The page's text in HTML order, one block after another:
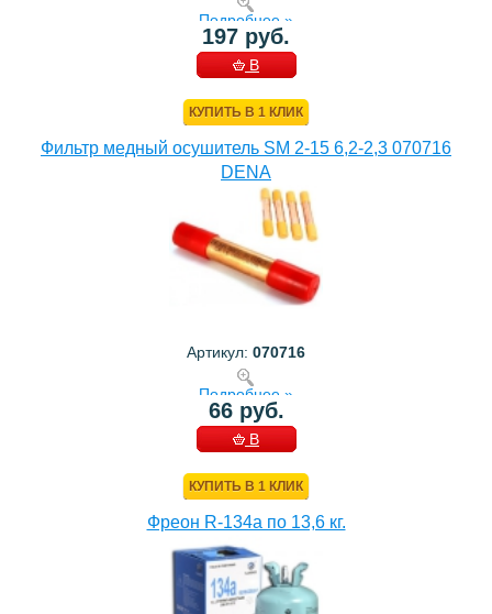
Подробнее »
197 руб.
В
КУПИТЬ В 1 КЛИК
Фильтр медный осушитель SM 2-15 6,2-2,3 070716
DENA
Артикул: 070716
Подробнее »
66 руб.
В
КУПИТЬ В 1 КЛИК
Фреон R-134a по 13,6 кг.